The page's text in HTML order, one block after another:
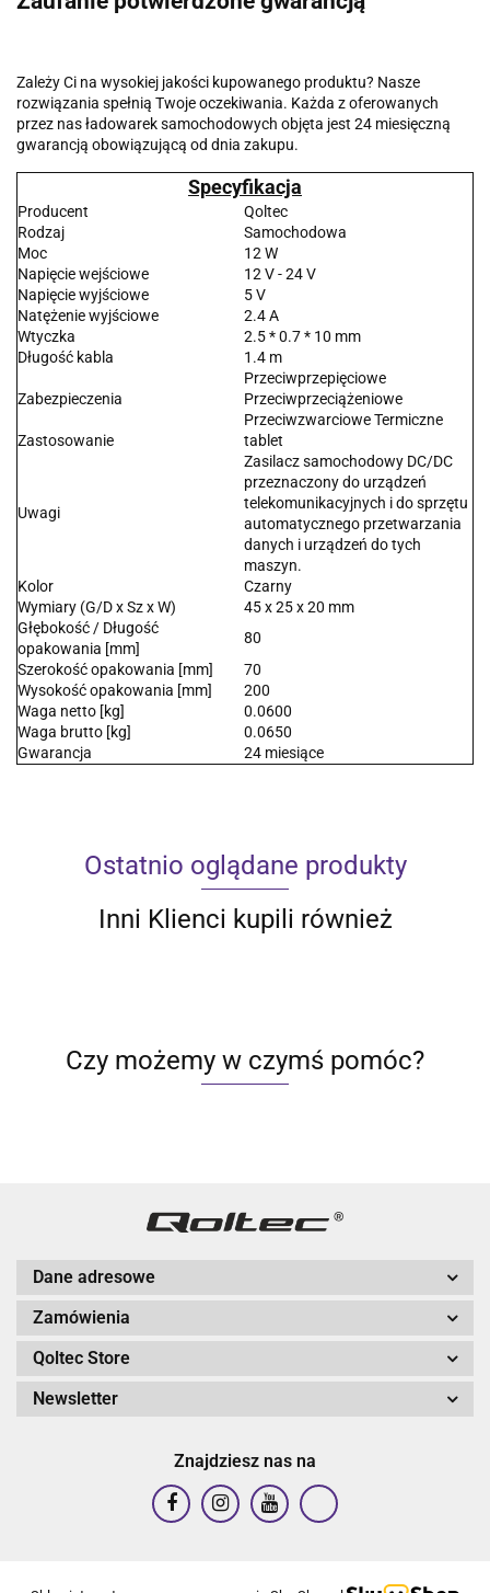
Zależy Ci na wysokiej jakości kupowanego produktu? Nasze
rozwiązania spełnią Twoje oczekiwania. Każda z oferowanych
przez nas ładowarek samochodowych objęta jest 24 miesięczną
gwarancją obowiązującą od dnia zakupu.
Specyfikacja
Producent
Qoltec
Rodzaj
Samochodowa
Moc
12 W
Napięcie wejściowe
12 V - 24 V
Napięcie wyjściowe
5 V
Natężenie wyjściowe
2.4 A
Wtyczka
2.5 * 0.7 * 10 mm
Długość kabla
1.4 m
Zabezpieczenia
Przeciwprzepięciowe
Przeciwprzeciążeniowe
Przeciwzwarciowe Termiczne
Zastosowanie
tablet
Uwagi
Zasilacz samochodowy DC/DC
przeznaczony do urządzeń
telekomunikacyjnych i do sprzętu
automatycznego przetwarzania
danych i urządzeń do tych
maszyn.
Kolor
Czarny
Wymiary (G/D x Sz x W)
45 x 25 x 20 mm
Głębokość / Długość
opakowania [mm]
80
Szerokość opakowania [mm]
70
Wysokość opakowania [mm]
200
Waga netto [kg]
0.0600
Waga brutto [kg]
0.0650
Gwarancja
24 miesiące
Ostatnio oglądane produkty
Inni Klienci kupili również
Czy możemy w czymś pomóc?
Dane adresowe
Zamówienia
Qoltec Store
Newsletter
Znajdziesz nas na